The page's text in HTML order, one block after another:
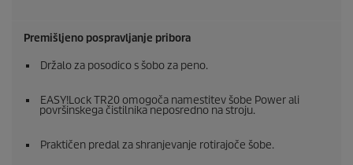
Premišljeno pospravljanje pribora
Držalo za posodico s šobo za peno.
EASY!LockTR20 omogoča namestitev šobe Power ali
površinskega čistilnika neposredno na stroju.
Praktičen predal za shranjevanje rotirajoče šobe.